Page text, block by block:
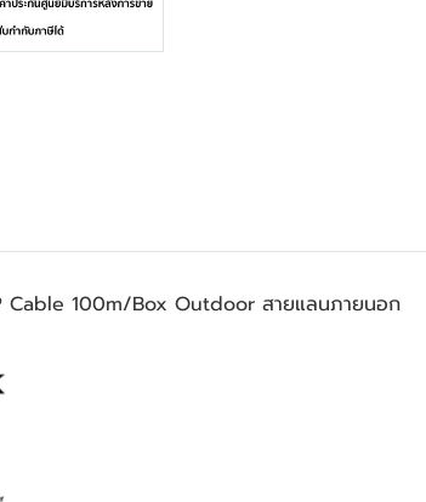
Cable 100m/Box Outdoor สายแลนภายนอก